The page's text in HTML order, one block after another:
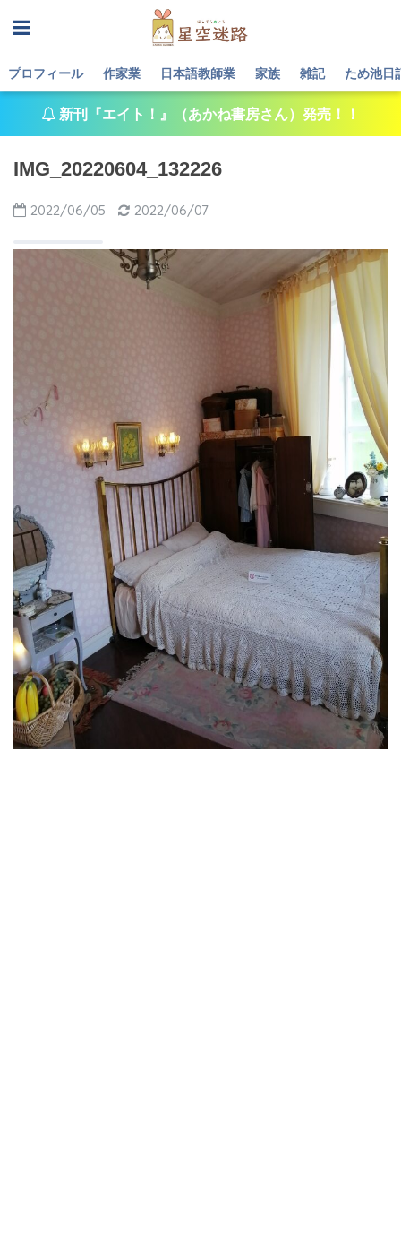
プロフィール 作家業 日本語教師業 家族 雑記 ため池日
新刊『エイト！』（あかね書房さん）発売！！
IMG_20220604_132226
2022/06/05 2022/06/07